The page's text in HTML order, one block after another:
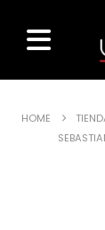
HOME